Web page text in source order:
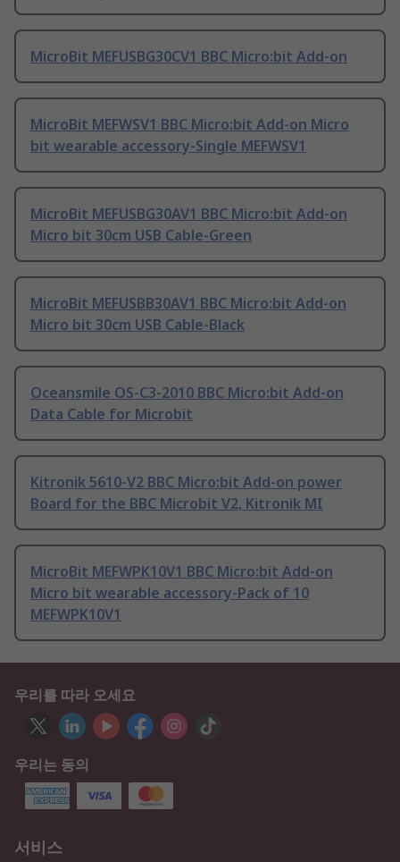
MicroBit MEFUSBG30CV1 BBC Micro:bit Add-on
MicroBit MEFWSV1 BBC Micro:bit Add-on Micro
bit wearable accessory-Single MEFWSV1
MicroBit MEFUSBG30AV1 BBC Micro:bit Add-on
Micro bit 30cm USB Cable-Green
MicroBit MEFUSBB30AV1 BBC Micro:bit Add-on
Micro bit 30cm USB Cable-Black
Oceansmile OS-C3-2010 BBC Micro:bit Add-on
Data Cable for Microbit
Kitronik 5610-V2 BBC Micro:bit Add-on power
Board for the BBC Microbit V2, Kitronik MI
MicroBit MEFWPK10V1 BBC Micro:bit Add-on
Micro bit wearable accessory-Pack of 10
MEFWPK10V1
우리를 따라 오세요
우리는 동의
서비스